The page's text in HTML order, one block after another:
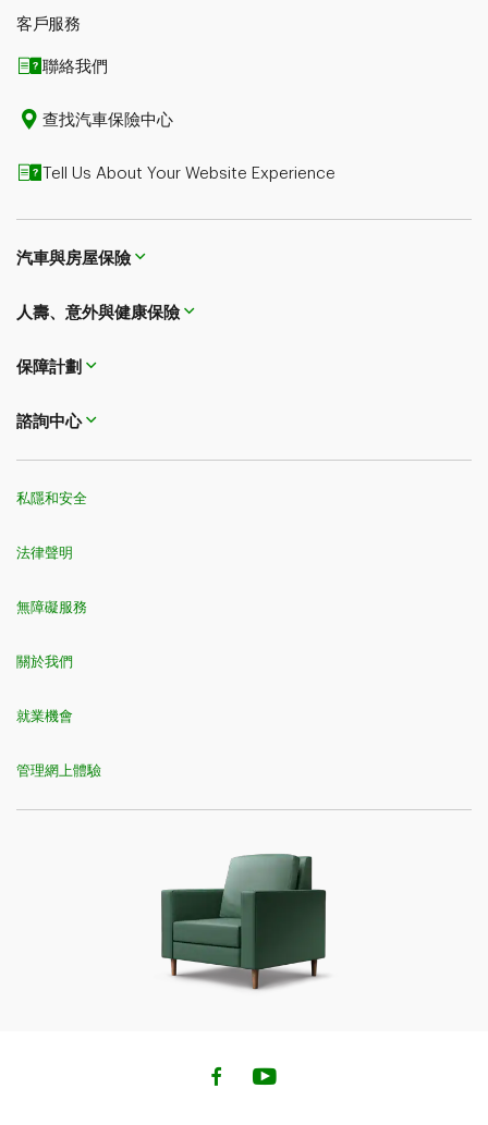
客戶服務
聯絡我們
查找汽車保險中心
Tell Us About Your Website Experience
汽車與房屋保險
人壽、意外與健康保險
保障計劃
諮詢中心
私隱和安全
法律聲明
無障礙服務
關於我們
就業機會
管理網上體驗